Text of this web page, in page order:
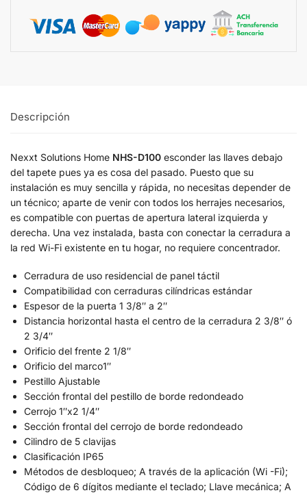
Descripción
Nexxt Solutions Home NHS-D100 esconder las llaves debajo
del tapete pues ya es cosa del pasado. Puesto que su
instalación es muy sencilla y rápida, no necesitas depender de
un técnico; aparte de venir con todos los herrajes necesarios,
es compatible con puertas de apertura lateral izquierda y
derecha. Una vez instalada, basta con conectar la cerradura a
la red Wi-Fi existente en tu hogar, no requiere concentrador.
Cerradura de uso residencial de panel táctil
Compatibilidad con cerraduras cilíndricas estándar
Espesor de la puerta 1 3/8″ a 2″
Distancia horizontal hasta el centro de la cerradura 2 3/8″ ó
2 3/4″
Orificio del frente 2 1/8″
Orificio del marco1″
Pestillo Ajustable
Sección frontal del pestillo de borde redondeado
Cerrojo 1″x2 1/4″
Sección frontal del cerrojo de borde redondeado
Cilindro de 5 clavijas
Clasificación IP65
Métodos de desbloqueo; A través de la aplicación (Wi -Fi);
Código de 6 dígitos mediante el teclado; Llave mecánica; A